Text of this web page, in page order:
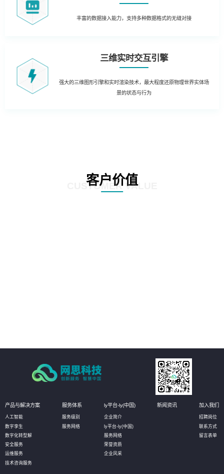
丰富的数据接入能力，支持多种数据格式的无缝对接
三维实时交互引擎
强大的三维图形引擎和实时渲染技术，最大程度还原物理世界实体场
景的状态与行为
客户价值
CUSTOMER VALUE
产品与解决方案
人工智能
数字孪生
数字化转型解
安全服务
运维服务
技术咨询服务
服务体系
服务级别
服务网络
ly平台-ly(中国)
企业简介
ly平台-ly(中国)
服务网络
荣誉资质
企业风采
新闻资讯 加入我们
招聘岗位
联系方式
留言表单